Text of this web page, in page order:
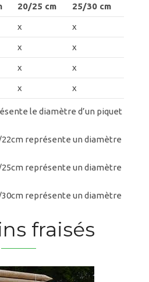
20/25 cm 25/30 cm
x x
x x
x x
x x
le diamètre d’un piquet
représente un diamètre
représente un diamètre
représente un diamètre
fraisés